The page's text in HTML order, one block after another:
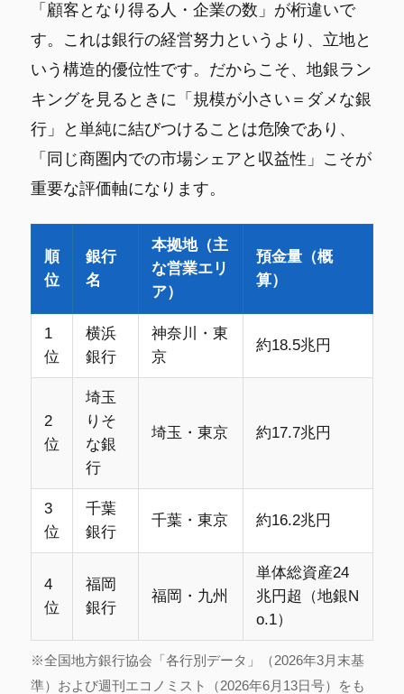
「顧客となり得る人・企業の数」が桁違いで
す。これは銀行の経営努力というより、立地と
いう構造的優位性です。だからこそ、地銀ラン
キングを見るときに「規模が小さい＝ダメな銀
行」と単純に結びつけることは危険であり、
「同じ商圏内での市場シェアと収益性」こそが
重要な評価軸になります。
順
位
銀行
名
本拠地（主
な営業エリ
ア）
預金量（概
算）
1
位
横浜
銀行
神奈川・東
京
約18.5兆円
2
位
埼玉
りそ
な銀
行
埼玉・東京 約17.7兆円
3
位
千葉
銀行
千葉・東京 約16.2兆円
4
位
福岡
銀行
福岡・九州
単体総資産24
兆円超（地銀N
o.1）
※全国地方銀行協会「各行別データ」（2026年3月末基
準）および週刊エコノミスト（2026年6月13日号）をも